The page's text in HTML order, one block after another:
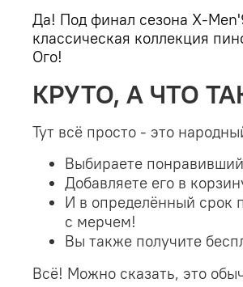
Да! Под финал сезона X-
классическая коллекция
Ого!
КРУТО, А ЧТО
Тут всё просто - это
Выбираете
Добавляете его в
И в определённый срок
с мерчем!
Вы также получите
Всё! Можно сказать, это